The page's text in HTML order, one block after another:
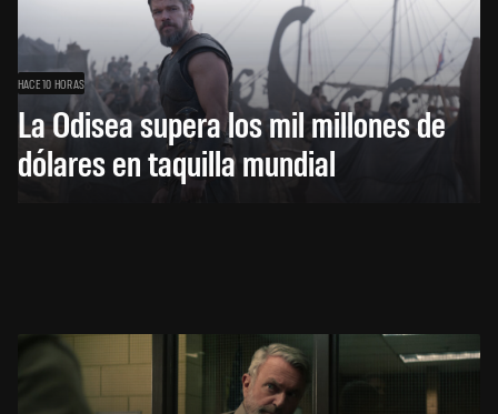
HACE 10 HORAS
La Odisea supera los mil millones de
dólares en taquilla mundial